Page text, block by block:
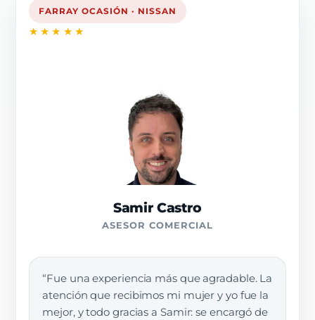
FARRAY OCASIÓN · NISSAN
★★★★★
Samir Castro
ASESOR COMERCIAL
“Fue una experiencia más que agradable. La
atención que recibimos mi mujer y yo fue la
mejor, y todo gracias a Samir: se encargó de